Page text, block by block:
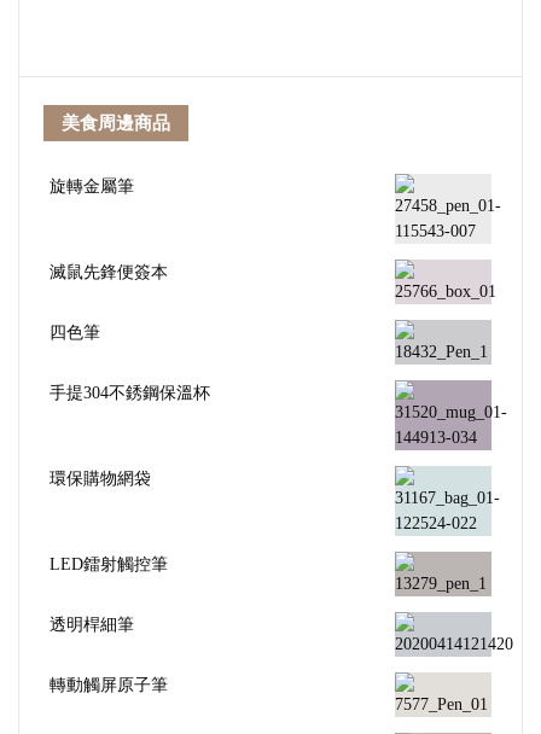
美食周邊商品
旋轉金屬筆
滅鼠先鋒便簽本
四色筆
手提304不銹鋼保溫杯
環保購物網袋
LED鐳射觸控筆
透明桿細筆
轉動觸屏原子筆